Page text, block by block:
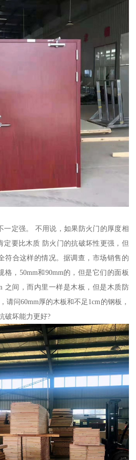
一定强。 不用说，如果防火门的厚度相
定要比木质 防火门的抗破坏性更强，但
符合这样的情况。据调查，市场销售的
，50mm和90mm的，但是它们的面板
之间，而内里一样是木板，但是木质防
请问60mm厚的木板和不足1cm的钢板，
破坏能力更好?